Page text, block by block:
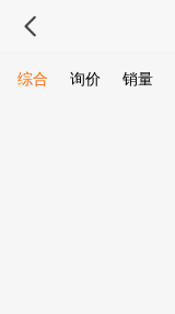
综合 询价 销量